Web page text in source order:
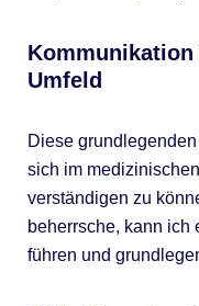
Umfeld
Diese
sich im
verständigen zu
beherrsche, kann ich
führen und